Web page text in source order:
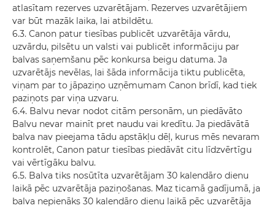
atlasītam rezerves uzvarētājam. Rezerves uzvarētājiem
var būt mazāk laika, lai atbildētu.
6.3. Canon patur tiesības publicēt uzvarētāja vārdu,
uzvārdu, pilsētu un valsti vai publicēt informāciju par
balvas saņemšanu pēc konkursa beigu datuma. Ja
uzvarētājs nevēlas, lai šāda informācija tiktu publicēta,
viņam par to jāpaziņo uzņēmumam Canon brīdī, kad tiek
paziņots par viņa uzvaru.
6.4. Balvu nevar nodot citām personām, un piedāvāto
Balvu nevar mainīt pret naudu vai kredītu. Ja piedāvātā
balva nav pieejama tādu apstākļu dēļ, kurus mēs nevaram
kontrolēt, Canon patur tiesības piedāvāt citu līdzvērtīgu
vai vērtīgāku balvu.
6.5. Balva tiks nosūtīta uzvarētājam 30 kalendāro dienu
laikā pēc uzvarētāja paziņošanas. Maz ticamā gadījumā, ja
balva nepienāks 30 kalendāro dienu laikā pēc uzvarētāja